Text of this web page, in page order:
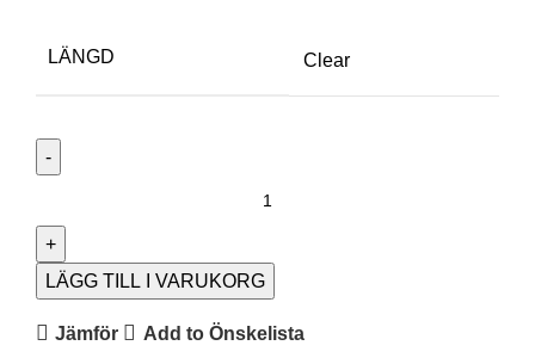
LÄNGD Clear
LÄGG TILL I VARUKORG
Jämför Add to Önskelista